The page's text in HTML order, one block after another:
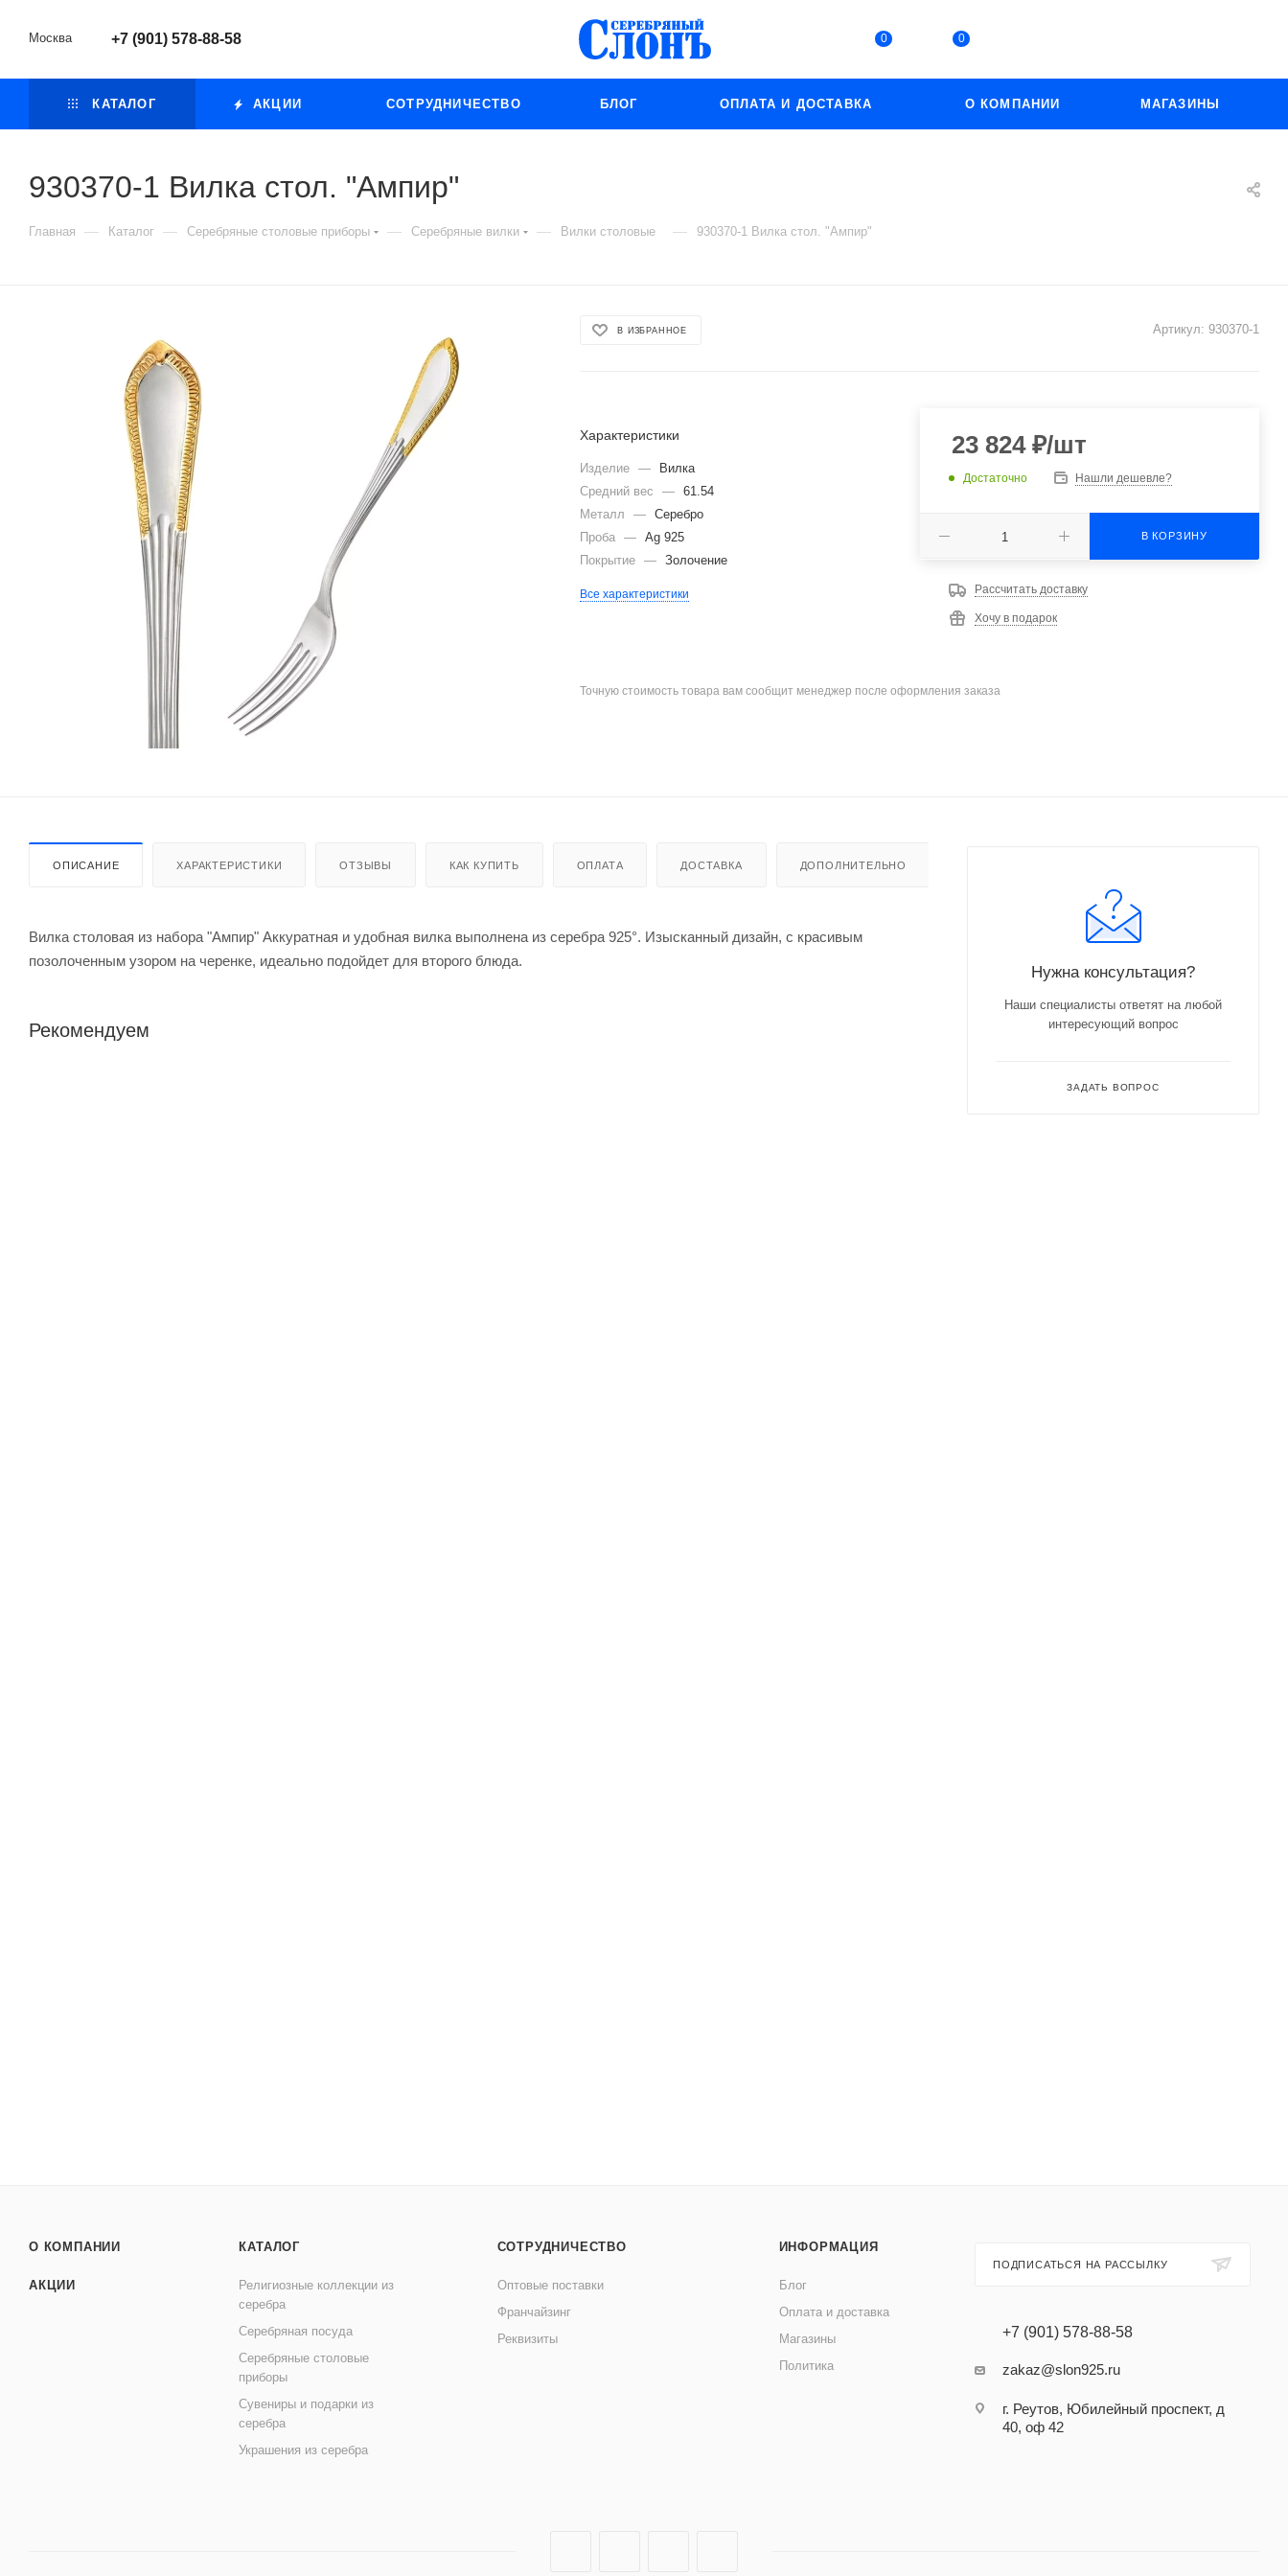
Москва +7 (901) 578-88-58 0 0
КАТАЛОГ АКЦИИ СОТРУДНИЧЕСТВО БЛОГ ОПЛАТА И ДОСТАВКА О КОМПАНИИ МАГАЗИНЫ
930370-1 Вилка стол. "Ампир"
Главная — Каталог — Серебряные столовые приборы — Серебряные вилки — Вилки столовые — 930370-1 Вилка стол. "Ампир"
В ИЗБРАННОЕ Артикул: 930370-1
Характеристики
Изделие —
Вилка
Средний вес
—
61.54
Металл
—
Серебро
Проба
—
Ag 925
Покрытие
— Золочение
Все характеристики
23 824₽/шт
Достаточно Нашли дешевле?
В КОРЗИНУ
Рассчитать доставку
Хочу в подарок
Точную стоимость товара вам сообщит менеджер после оформления заказа
ОПИСАНИЕ ХАРАКТЕРИСТИКИ ОТЗЫВЫ КАК КУПИТЬ ОПЛАТА ДОСТАВКА ДОПОЛНИТЕЛЬНО
Вилка столовая из набора "Ампир" Аккуратная и удобная вилка выполнена из серебра 925°. Изысканный дизайн, с красивым
позолоченным узором на черенке, идеально подойдет для второго блюда.
Рекомендуем
Нужна консультация?
Наши специалисты ответят на любой
интересующий вопрос
ЗАДАТЬ ВОПРОС
О КОМПАНИИ
АКЦИИ
КАТАЛОГ
Религиозные коллекции из
серебра
Серебряная посуда
Серебряные столовые
приборы
Сувениры и подарки из
серебра
Украшения из серебра
СОТРУДНИЧЕСТВО
Оптовые поставки
Франчайзинг
Реквизиты
ИНФОРМАЦИЯ
Блог
Оплата и доставка
Магазины
Политика
ПОДПИСАТЬСЯ НА РАССЫЛКУ
+7 (901) 578-88-58
zakaz@slon925.ru
г. Реутов, Юбилейный проспект, д
40, оф 42